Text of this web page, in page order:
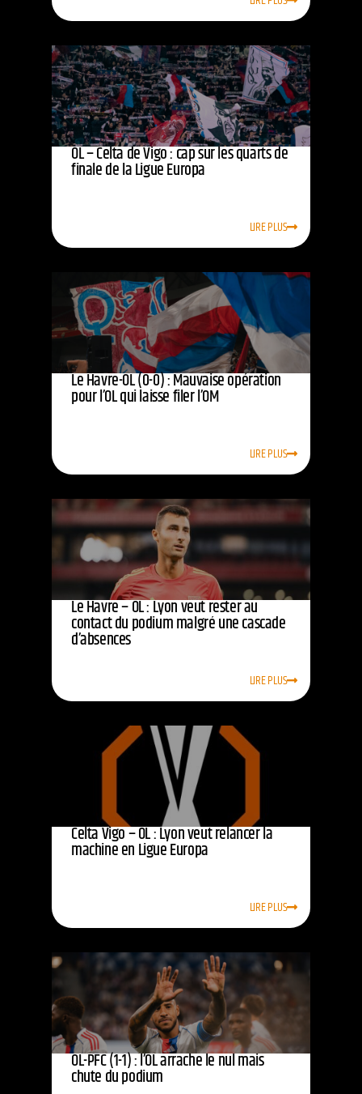
OL – Celta de Vigo : cap sur les quarts de
finale de la Ligue Europa
LIRE PLUS
Le Havre-OL (0-0) : Mauvaise opération
pour l’OL qui laisse filer l’OM
LIRE PLUS
Le Havre – OL : Lyon veut rester au
contact du podium malgré une cascade
d’absences
LIRE PLUS
Celta Vigo – OL : Lyon veut relancer la
machine en Ligue Europa
LIRE PLUS
OL-PFC (1-1) : l’OL arrache le nul mais
chute du podium